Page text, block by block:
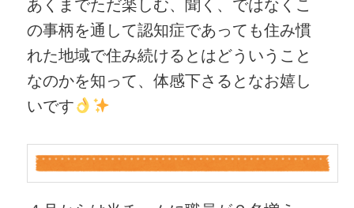
の事柄を通して認知症であっても住み慣
れた地域で住み続けるとはどういうこと
なのかを知って、体感下さるとなお嬉し
いです